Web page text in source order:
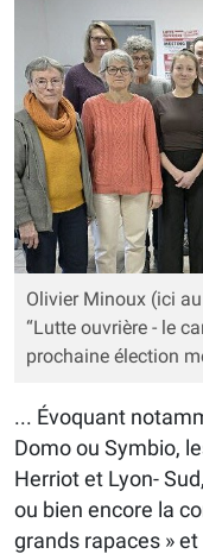
Olivier Minoux (ici
“Lutte ouvrière - le
prochaine élection
... Évoquant
Domo ou Symbio,
Herriot et Lyon-
ou bien encore la
grands rapaces »